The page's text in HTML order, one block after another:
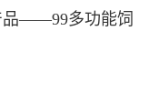
品——99多功能饲